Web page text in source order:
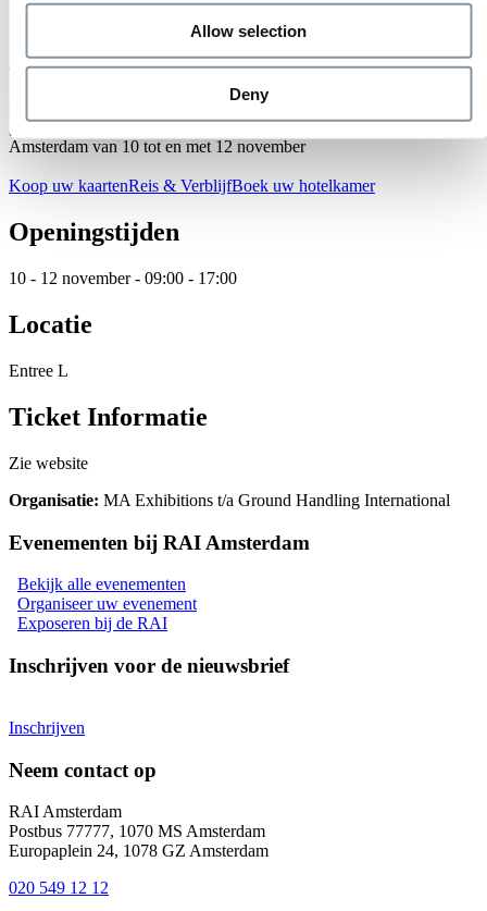
Allow selection
Deny
26th Annual GHI Conference
De belangrijkste conferentie ter wereld voor de
grondafhandelingsindustrie – de GHI Annual – komt officieel naar
Amsterdam van 10 tot en met 12 november
Koop uw kaartenReis & VerblijfBoek uw hotelkamer
Openingstijden
10 - 12 november - 09:00 - 17:00
Locatie
Entree L
Ticket Informatie
Zie website
Organisatie: MA Exhibitions t/a Ground Handling International
Evenementen bij RAI Amsterdam
Bekijk alle evenementen
Organiseer uw evenement
Exposeren bij de RAI
Inschrijven voor de nieuwsbrief
Inschrijven
Neem contact op
RAI Amsterdam
Postbus 77777, 1070 MS Amsterdam
Europaplein 24, 1078 GZ Amsterdam
020 549 12 12